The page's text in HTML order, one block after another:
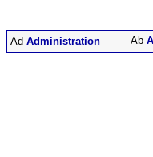
Administration